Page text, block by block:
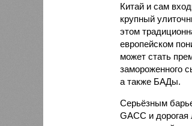
Китай и сам
крупный
этом
европейском
может стать
замороженного
а также БАДы.
Серьёзным
GACC и дорогая